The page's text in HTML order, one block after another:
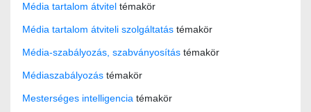
Média tartalom átvitel témakör
Média tartalom átviteli szolgáltatás témakör
Média-szabályozás, szabványosítás témakör
Médiaszabályozás témakör
Mesterséges intelligencia témakör